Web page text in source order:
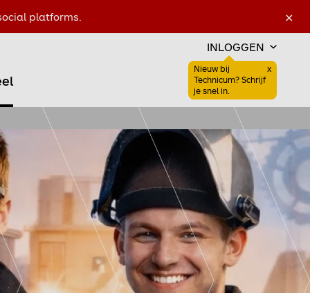
×
platforms.
INLOGGEN
Nieuw bij
Technicum? Schrijf
je snel in.
x
Zoeken